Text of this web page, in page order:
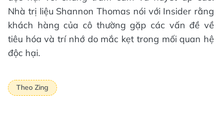
Nhà trị liệu Shannon Thomas nói với Insider rằng
khách hàng của cô thường gặp các vấn đề về
tiêu hóa và trí nhớ do mắc kẹt trong mối quan hệ
độc hại.
Theo Zing